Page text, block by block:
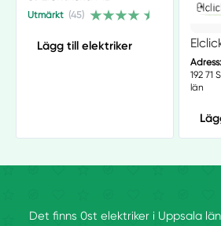
Utmärkt (45)
Lägg till elektriker
Adress:
192 71
län
Det finns 0st elektriker i Uppsala